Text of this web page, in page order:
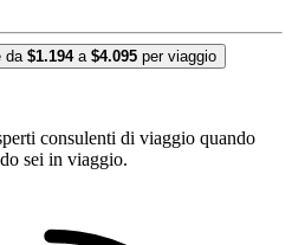
da $1.194a $4.095 per viaggio
consulenti di viaggio quando
sei in viaggio.